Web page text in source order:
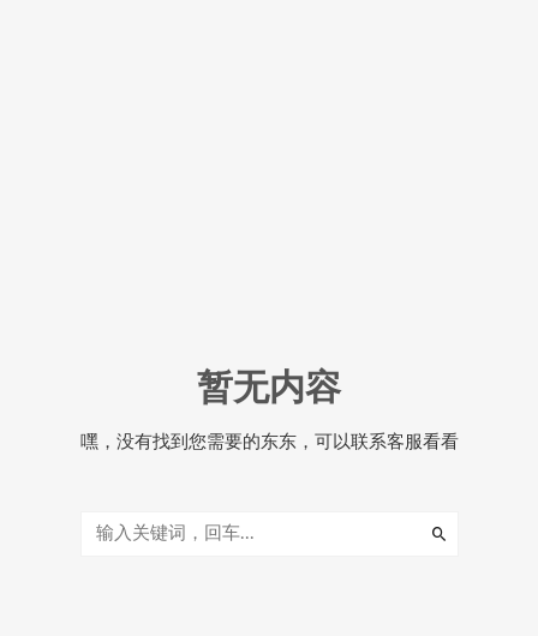
暂无内容
嘿，没有找到您需要的东东，可以联系客服看看